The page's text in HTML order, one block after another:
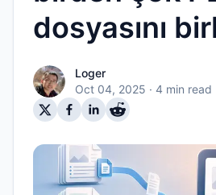
dosyasını
Loger
Oct 04, 2025 · 4 min read